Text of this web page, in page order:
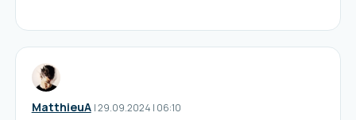
MatthieuA I29.09.2024 | 06:10